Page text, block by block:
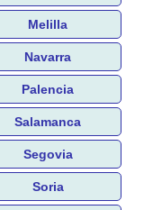
Melilla
Navarra
Palencia
Salamanca
Segovia
Soria